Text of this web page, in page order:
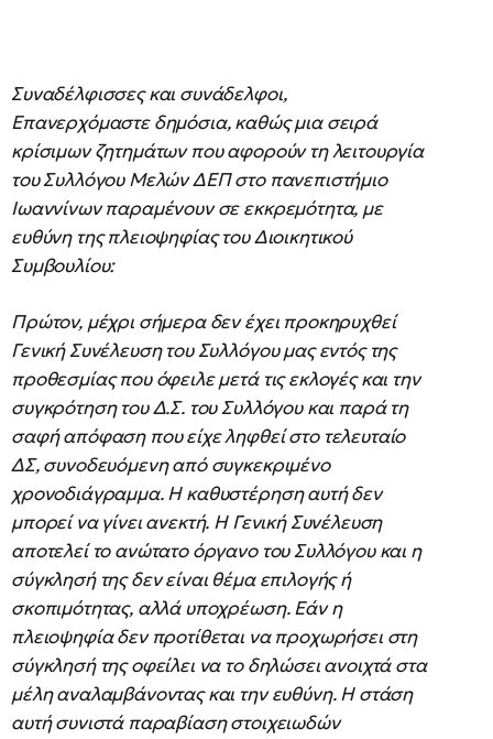
Συναδέλφισσες και συνάδελφοι,
Επανερχόμαστε δημόσια, καθώς μια σειρά
κρίσιμων ζητημάτων που αφορούν τη λειτουργία
του Συλλόγου Μελών ΔΕΠ στο πανεπιστήμιο
Ιωαννίνων παραμένουν σε εκκρεμότητα, με
ευθύνη της πλειοψηφίας του Διοικητικού
Συμβουλίου:
Πρώτον, μέχρι σήμερα δεν έχει προκηρυχθεί
Γενική Συνέλευση του Συλλόγου μας εντός της
προθεσμίας που όφειλε μετά τις εκλογές και την
συγκρότηση του Δ.Σ. του Συλλόγου και παρά τη
σαφή απόφαση που είχε ληφθεί στο τελευταίο
ΔΣ, συνοδευόμενη από συγκεκριμένο
χρονοδιάγραμμα. Η καθυστέρηση αυτή δεν
μπορεί να γίνει ανεκτή. Η Γενική Συνέλευση
αποτελεί το ανώτατο όργανο του Συλλόγου και η
σύγκλησή της δεν είναι θέμα επιλογής ή
σκοπιμότητας, αλλά υποχρέωση. Εάν η
πλειοψηφία δεν προτίθεται να προχωρήσει στη
σύγκλησή της οφείλει να το δηλώσει ανοιχτά στα
μέλη αναλαμβάνοντας και την ευθύνη. Η στάση
αυτή συνιστά παραβίαση στοιχειωδών